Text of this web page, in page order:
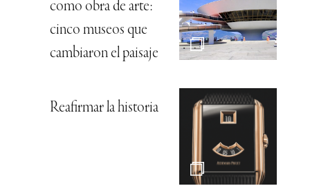
como obra de arte:
cinco museos que
cambiaron el paisaje
Reafirmar la historia